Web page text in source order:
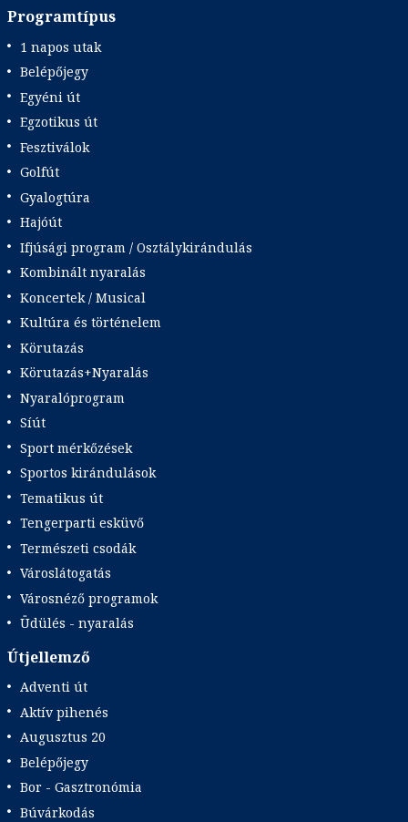
Programtípus
1 napos utak
Belépőjegy
Egyéni út
Egzotikus út
Fesztiválok
Golfút
Gyalogtúra
Hajóút
Ifjúsági program / Osztálykirándulás
Kombinált nyaralás
Koncertek / Musical
Kultúra és történelem
Körutazás
Körutazás+Nyaralás
Nyaralóprogram
Síút
Sport mérkőzések
Sportos kirándulások
Tematikus út
Tengerparti esküvő
Természeti csodák
Városlátogatás
Városnéző programok
Üdülés - nyaralás
Útjellemző
Adventi út
Aktív pihenés
Augusztus 20
Belépőjegy
Bor - Gasztronómia
Búvárkodás